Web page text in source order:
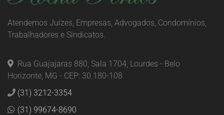
Atendemos Juízes, Empresas, Advogados, Condomínios,
Trabalhadores e Sindicatos.
Rua Guajajaras 880, Sala 1704, Lourdes - Belo
Horizonte, MG - CEP: 30.180-108
(31) 3212-3354
(31) 99674-8690